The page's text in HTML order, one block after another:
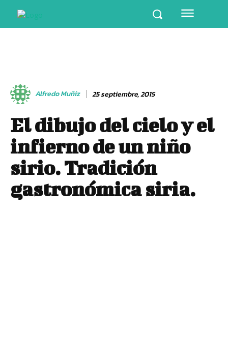
Alfredo Muñiz 25 septiembre, 2015
El dibujo del cielo y el
infierno de un niño
sirio. Tradición
gastronómica siria.